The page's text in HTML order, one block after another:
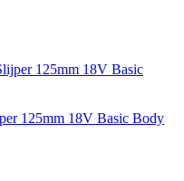
125mm 18V Basic Body